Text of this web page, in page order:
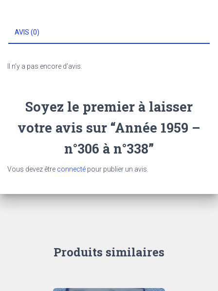
AVIS (0)
Il n’y a pas encore d’avis.
Soyez le premier à laisser
votre avis sur “Année 1959 –
n°306 à n°338”
Vous devez être connecté pour publier un avis.
Produits similaires